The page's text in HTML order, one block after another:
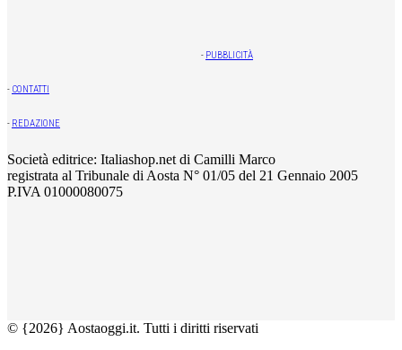
- PUBBLICITÀ
- CONTATTI
- REDAZIONE
Società editrice: Italiashop.net di Camilli Marco
registrata al Tribunale di Aosta N° 01/05 del 21 Gennaio 2005
P.IVA 01000080075
© {2026} Aostaoggi.it. Tutti i diritti riservati